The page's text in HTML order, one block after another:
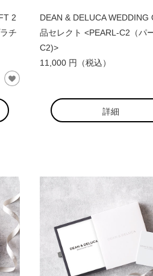
2
チ
DEAN & DELUCA WEDDING
品セレクト <PEARL-C2（パ
C2)>
11,000 円（税込）
詳細